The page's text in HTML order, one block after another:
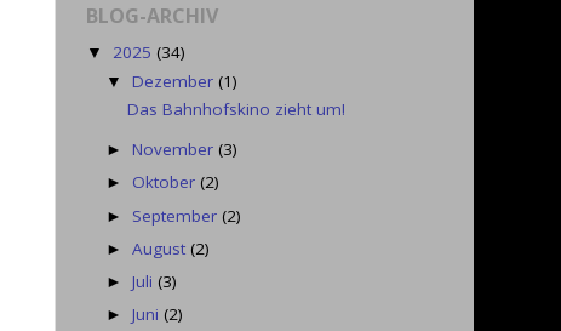
BLOG-ARCHIV
▼ 2025 (34)
▼ Dezember(1)
Das Bahnhofskino zieht um!
► November(3)
► Oktober(2)
► September(2)
►August(2)
► Juli(3)
► Juni(2)